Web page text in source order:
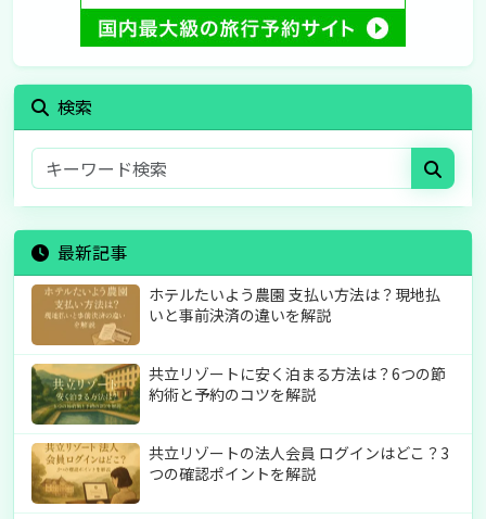
検索
最新記事
ホテルたいよう農園 支払い方法は？現地払
いと事前決済の違いを解説
共立リゾートに安く泊まる方法は？6つの節
約術と予約のコツを解説
共立リゾートの法人会員 ログインはどこ？3
つの確認ポイントを解説